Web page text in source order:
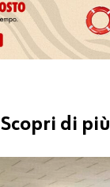
Scopri di più